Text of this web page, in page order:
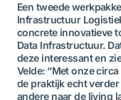
Een tweede
Infrastructuur
concrete innovatieve
Data Infrastructuur.
deze interessant en
Velde: “Met onze
de praktijk echt
andere naar de living